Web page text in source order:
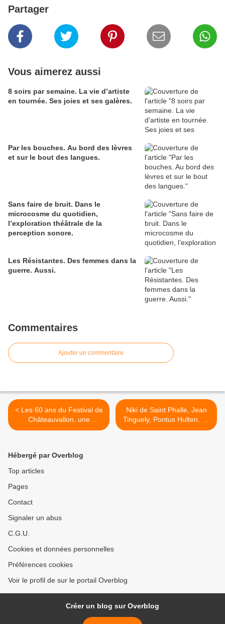
Partager
Vous aimerez aussi
8 soirs par semaine. La vie d’artiste
en tournée. Ses joies et ses galères.
Par les bouches. Au bord des lèvres
et sur le bout des langues.
Sans faire de bruit. Dans le
microcosme du quotidien,
l’exploration théâtrale de la
perception sonore.
Les Résistantes. Des femmes dans la
guerre. Aussi.
Commentaires
Ajouter un commentaire
< Les 60 ans du Festival de
Châteauvallon, une
commémoration ? – Non,
Niki de Saint Phalle, Jean
Tinguely, Pontus Hulten. La
Pétroleuse, le Bricoleur et le
Hébergé par Overblog
Top articles
Pages
Contact
Signaler un abus
C.G.U.
Cookies et données personnelles
Préférences cookies
Voir le profil de sur le portail Overblog
Créer un blog sur Overblog